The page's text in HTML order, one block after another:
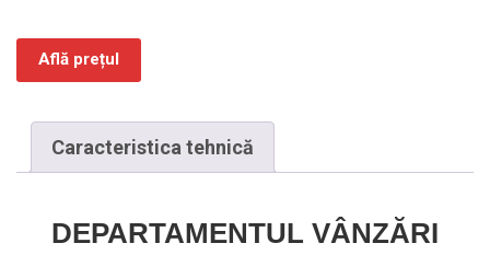
Află prețul
Caracteristica tehnică
DEPARTAMENTUL VÂNZĂRI